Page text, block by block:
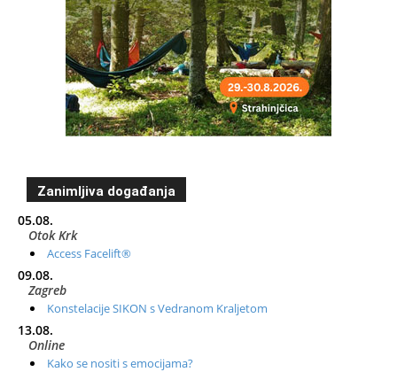
Zanimljiva događanja
05.08.
Otok Krk
Access Facelift®
09.08.
Zagreb
Konstelacije SIKON s Vedranom Kraljetom
13.08.
Online
Kako se nositi s emocijama?